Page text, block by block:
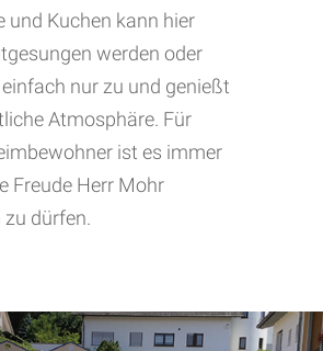
und Kuchen kann hier
werden oder
nur zu und genießt
Atmosphäre. Für
ist es immer
Freude Herr Mohr
dürfen.